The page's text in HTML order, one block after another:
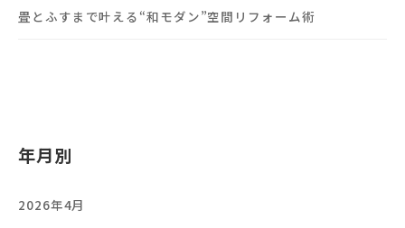
畳とふすまで叶える“和モダン”空間リフォーム術
年月別
2026年4月